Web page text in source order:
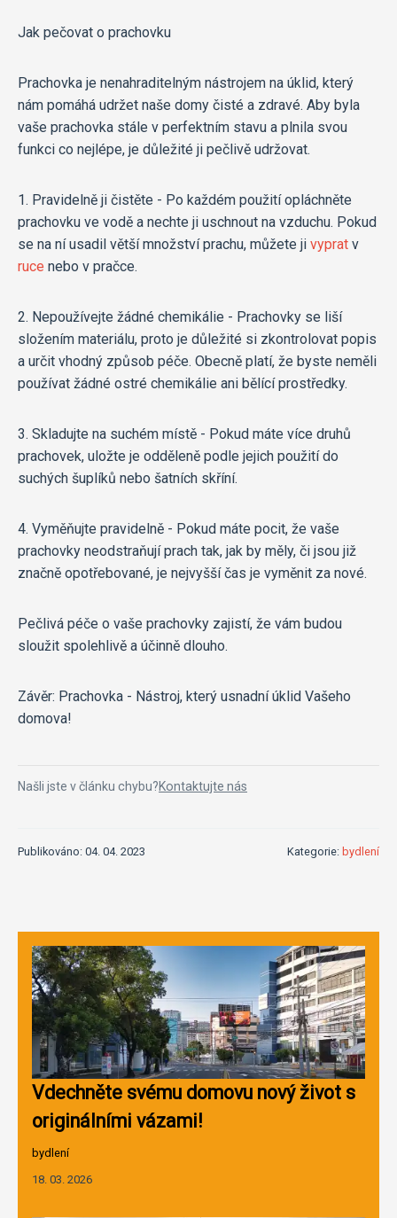
Jak pečovat o prachovku
Prachovka je nenahraditelným nástrojem na úklid, který
nám pomáhá udržet naše domy čisté a zdravé. Aby byla
vaše prachovka stále v perfektním stavu a plnila svou
funkci co nejlépe, je důležité ji pečlivě udržovat.
1. Pravidelně ji čistěte - Po každém použití opláchněte
prachovku ve vodě a nechte ji uschnout na vzduchu. Pokud
se na ní usadil větší množství prachu, můžete ji vyprat v
ruce nebo v pračce.
2. Nepoužívejte žádné chemikálie - Prachovky se liší
složením materiálu, proto je důležité si zkontrolovat popis
a určit vhodný způsob péče. Obecně platí, že byste neměli
používat žádné ostré chemikálie ani bělící prostředky.
3. Skladujte na suchém místě - Pokud máte více druhů
prachovek, uložte je odděleně podle jejich použití do
suchých šuplíků nebo šatních skříní.
4. Vyměňujte pravidelně - Pokud máte pocit, že vaše
prachovky neodstraňují prach tak, jak by měly, či jsou již
značně opotřebované, je nejvyšší čas je vyměnit za nové.
Pečlivá péče o vaše prachovky zajistí, že vám budou
sloužit spolehlivě a účinně dlouho.
Závěr: Prachovka - Nástroj, který usnadní úklid Vašeho
domova!
Našli jste v článku chybu?Kontaktujte nás
Publikováno: 04. 04. 2023 Kategorie: bydlení
Vdechněte svému domovu nový život s
originálními vázami!
bydlení
18. 03. 2026